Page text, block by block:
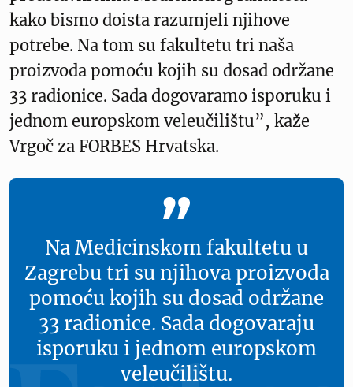
kako bismo doista razumjeli njihove
potrebe. Na tom su fakultetu tri naša
proizvoda pomoću kojih su dosad održane
33 radionice. Sada dogovaramo isporuku i
jednom europskom veleučilištu”, kaže
Vrgoč za FORBES Hrvatska.
Na Medicinskom fakultetu u
Zagrebu tri su njihova proizvoda
pomoću kojih su dosad održane
33 radionice. Sada dogovaraju
isporuku i jednom europskom
veleučilištu.